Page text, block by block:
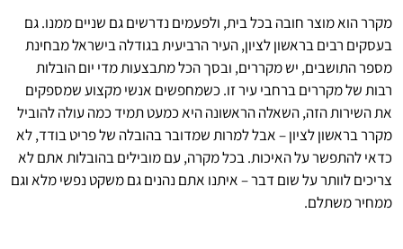
מקרר הוא מוצר חובה בכל בית, ולפעמים נדרשים גם שניים ממנו. גם
בעסקים רבים בראשון לציון, העיר הרביעית בגודלה בישראל מבחינת
מספר התושבים, יש מקררים, ובסך הכל מתבצעות מדי יום הובלות
רבות של מקררים ברחבי עיר זו. כשמחפשים אנשי מקצוע שמספקים
את השירות הזה, השאלה הראשונה היא כמעט תמיד כמה עולה להוביל
מקרר בראשון לציון – אבל למרות שמדובר בהובלה של פריט בודד, לא
כדאי להתפשר על האיכות. בכל מקרה, עם מובילים בהובלות אתם לא
צריכים לוותר על שום דבר – איתנו אתם נהנים גם משקט נפשי מלא וגם
ממחיר משתלם.